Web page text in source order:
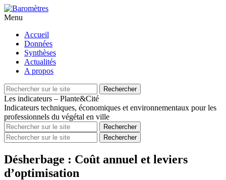
Menu
contenu
principal
Accueil
Données
Synthèses
Actualités
A propos
Recherche
pour
Rechercher
Les indicateurs – Plante&Cité
Indicateurs techniques, économiques et environnementaux pour les
professionnels du végétal en ville
Recherche
pour
Rechercher
Recherche
pour
Rechercher
Désherbage : Coût annuel et leviers
d’optimisation